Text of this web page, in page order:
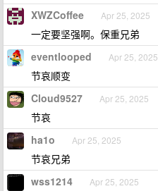
XWZCoffee Apr 25, 2025
一定要坚强啊。保重兄弟
eventlooped Apr 25, 2025
节哀顺变
Cloud9527 Apr 25, 2025
节哀
ha1o Apr 25, 2025
节哀兄弟
wss1214 Apr 25, 2025